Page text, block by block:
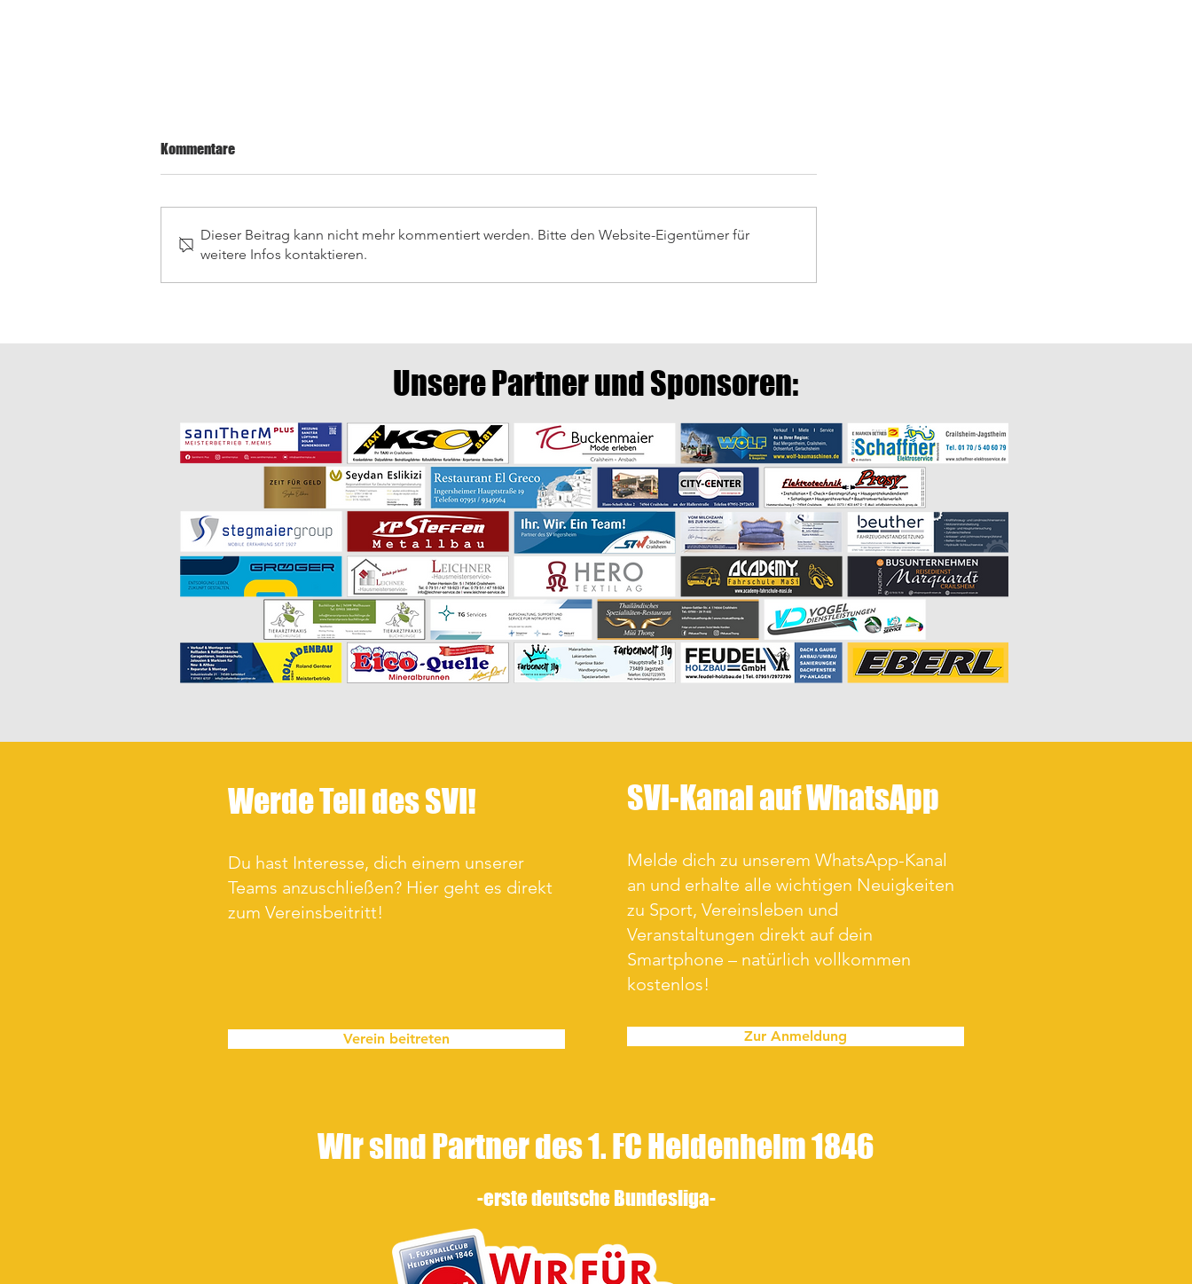
Letzte Saisonspiele in
Letztes Heimspiel gegen
Kommentare
Dieser Beitrag kann nicht mehr kommentiert werden. Bitte den Website-Eigentümer für
weitere Infos kontaktieren.
Unsere Partner und Sponsoren:
Werde Teil des SVI!
Du hast Interesse, dich einem unserer
Teams anzuschließen? Hier geht es direkt
zum Vereinsbeitritt!
SVI-Kanal auf WhatsApp
Melde dich zu unserem WhatsApp-Kanal
an und erhalte alle wichtigen Neuigkeiten
zu Sport, Vereinsleben und
Veranstaltungen direkt auf dein
Smartphone – natürlich vollkommen
kostenlos!
Verein beitreten Zur Anmeldung
Wir sind Partner des 1. FC Heidenheim 1846
-erstedeutsche Bundesliga-